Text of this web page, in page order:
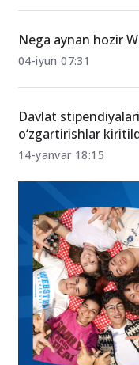
Nega aynan hozir
04-iyun 07:31
Davlat
o‘zgartirishlar
14-yanvar 18:15